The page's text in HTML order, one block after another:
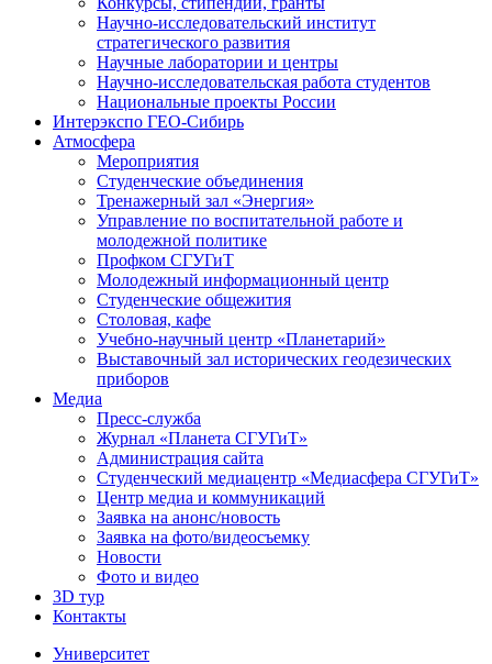
Научно-исследовательский институт
стратегического развития
Научные лаборатории и центры
Научно-исследовательская работа студентов
Национальные проекты России
Интерэкспо ГЕО-Сибирь
Атмосфера
Мероприятия
Студенческие объединения
Тренажерный зал «Энергия»
Управление по воспитательной работе и
молодежной политике
Профком СГУГиТ
Молодежный информационный центр
Студенческие общежития
Столовая, кафе
Учебно-научный центр «Планетарий»
Выставочный зал исторических геодезических
приборов
Медиа
Пресс-служба
Журнал «Планета СГУГиТ»
Администрация сайта
Студенческий медиацентр «Медиасфера СГУГиТ»
Центр медиа и коммуникаций
Заявка на анонс/новость
Заявка на фото/видеосъемку
Новости
Фото и видео
3D тур
Контакты
Университет